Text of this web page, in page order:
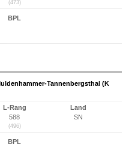
(473)
BPL
Tannenbergsthal (K
L-Rang
588
(496)
Land
SN
BPL